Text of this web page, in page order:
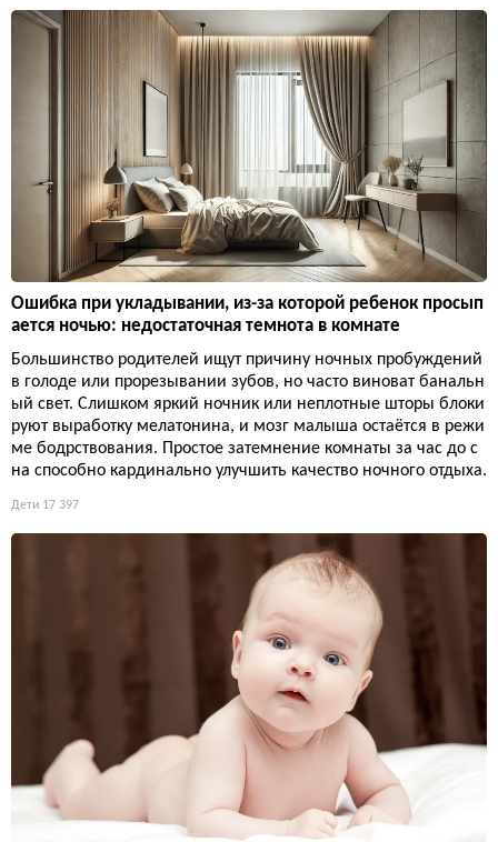
Ошибка при укладывании, из-за которой ребенок просып
ается ночью: недостаточная темнота в комнате
Большинство родителей ищут причину ночных пробуждений
в голоде или прорезывании зубов, но часто виноват банальн
ый свет. Слишком яркий ночник или неплотные шторы блоки
руют выработку мелатонина, и мозг малыша остаётся в режи
ме бодрствования. Простое затемнение комнаты за час до с
на способно кардинально улучшить качество ночного отдыха.
Дети 17 397